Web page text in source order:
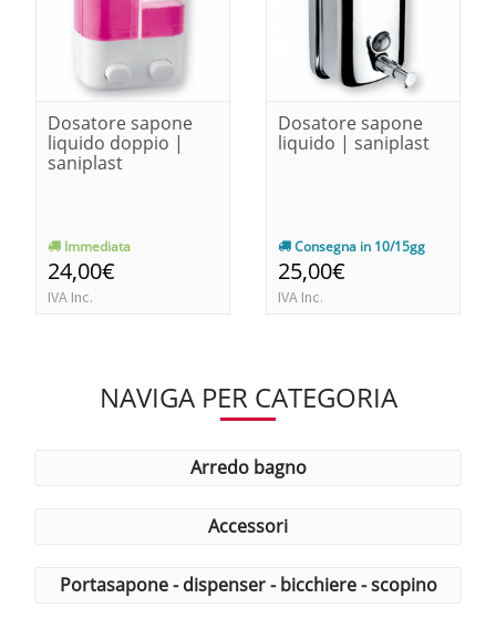
Dosatore sapone
liquido doppio |
saniplast
Immediata
24,00€
IVA Inc.
Dosatore sapone
liquido | saniplast
Consegna in 10/15gg
25,00€
IVA Inc.
NAVIGA PER CATEGORIA
arredo bagno
accessori
portasapone - dispenser - bicchiere - scopino